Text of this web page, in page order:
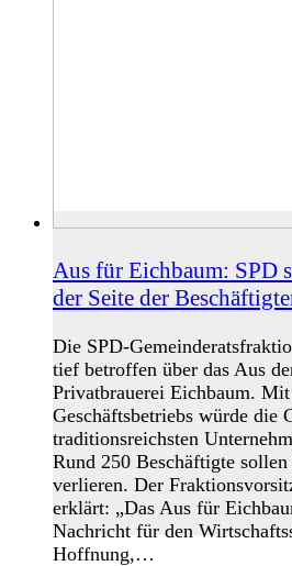
Aus für Eichbaum: SPD
der Seite der
Die SPD-
tief betroffen über das Aus
Privatbrauerei Eichbaum.
Geschäftsbetriebs würde die
traditionsreichsten
Rund 250 Beschäftigte
verlieren. Der
erklärt: „Das Aus für
Nachricht für den
Hoffnung,…